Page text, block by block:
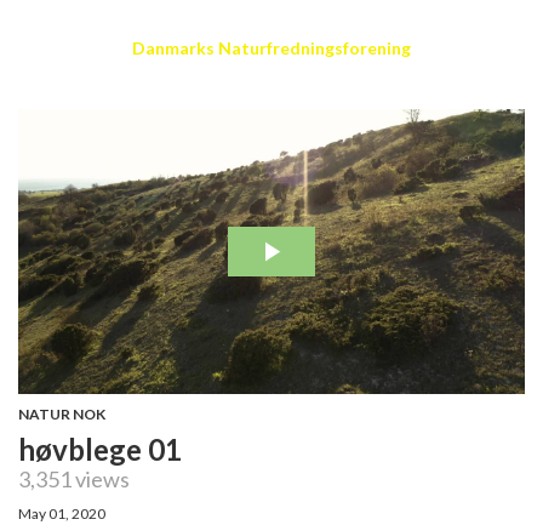
Danmarks Naturfredningsforening
NATUR NOK
høvblege 01
3,351 views
May 01, 2020